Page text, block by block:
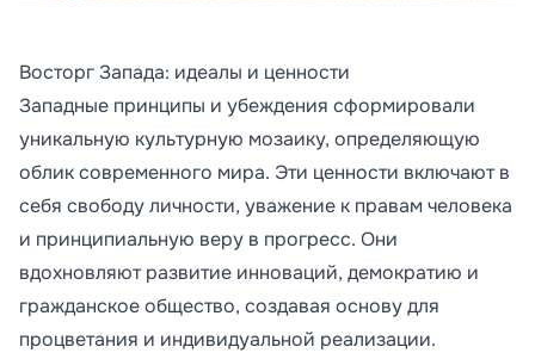
Восторг Запада: идеалы и ценности
Западные принципы и убеждения сформировали
уникальную культурную мозаику, определяющую
облик современного мира. Эти ценности включают в
себя свободу личности, уважение к правам человека
и принципиальную веру в прогресс. Они
вдохновляют развитие инноваций, демократию и
гражданское общество, создавая основу для
процветания и индивидуальной реализации.